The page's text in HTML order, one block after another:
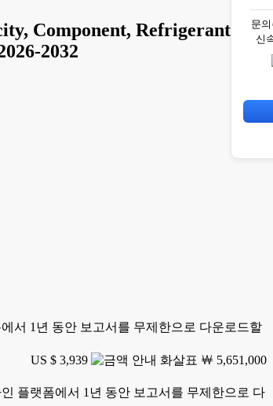
Component, Refrigerant
2032
서 1년 동안 보고서를 무제한으로 다운로드할
US $ 3,939
￦ 5,651,000
플랫폼에서 1년 동안 보고서를 무제한으로 다
문
신